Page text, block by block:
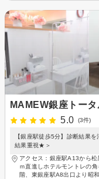
MAMEW銀座トー
5.0
(3件)
【銀座駅徒歩5分】診断結果
結果重視★＞
アクセス：銀座駅A13から
ｍ直進しホテルモントレの
階、東銀座駅A8出口より昭